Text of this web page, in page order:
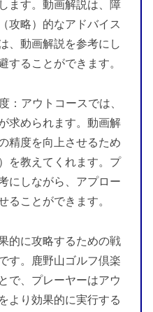
ます。動画解説は、障
攻略）的なアドバイス
、動画解説を参考にし
することができます。
：アウトコースでは、
求められます。動画解
精度を向上させるため
を教えてくれます。プ
にしながら、アプロー
ることができます。
的に攻略するための戦
す。鹿野山ゴルフ倶楽
で、プレーヤーはアウ
より効果的に実行する